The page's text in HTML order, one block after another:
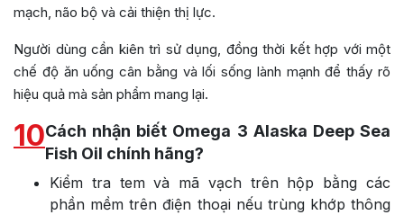
mạch, não bộ và cải thiện thị lực.
Người dùng cần kiên trì sử dụng, đồng thời kết hợp với một
chế độ ăn uống cân bằng và lối sống lành mạnh để thấy rõ
hiệu quả mà sản phẩm mang lại.
10Cách nhận biết Omega 3 Alaska Deep Sea
Fish Oil chính hãng?
Kiểm tra tem và mã vạch trên hộp bằng các
phần mềm trên điện thoại nếu trùng khớp thông